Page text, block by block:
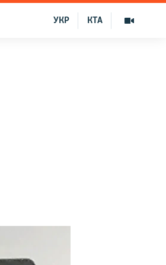
КТА
УКР